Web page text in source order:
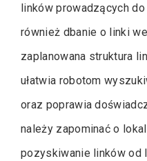
linków prowadzących
również dbanie o linki
zaplanowana struktura
ułatwia robotom
oraz poprawia
należy zapominać o
pozyskiwanie linków od